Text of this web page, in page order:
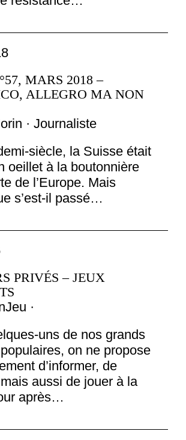
MARS 2018 –
ALLEGRO MA NON
· Journaliste
siècle, la Suisse était
oeillet à la boutonnière
de l’Europe. Mais
s’est-il passé…
PRIVÉS – JEUX
·
uns de nos grands
on ne propose
d’informer, de
aussi de jouer à la
après…